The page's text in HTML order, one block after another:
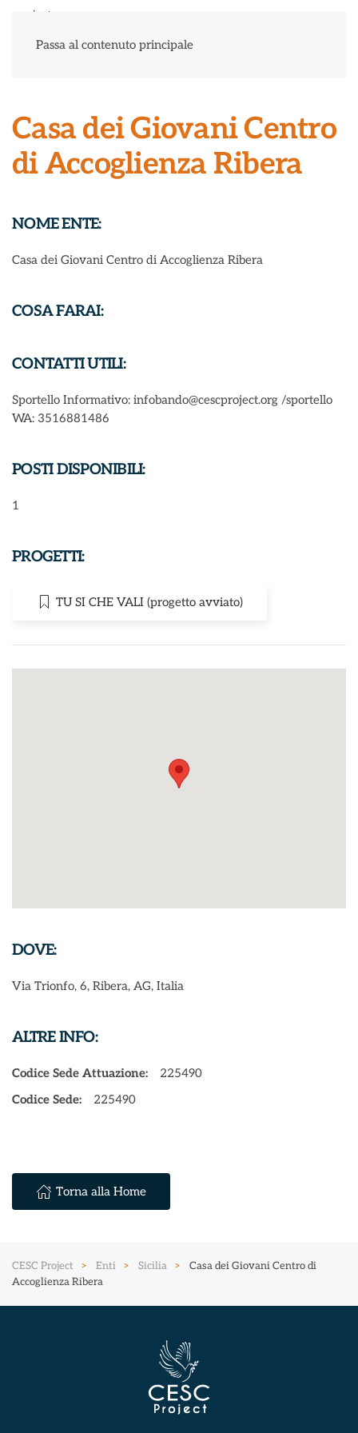
Passa al contenuto principale
Casa dei Giovani Centro
di Accoglienza Ribera
NOME ENTE:
Casa dei Giovani Centro di Accoglienza Ribera
COSA FARAI:
CONTATTI UTILI:
Sportello Informativo: infobando@cescproject.org /sportello
WA: 3516881486
POSTI DISPONIBILI:
1
PROGETTI:
TU SI CHE VALI (progetto avviato)
DOVE:
Via Trionfo, 6, Ribera, AG, Italia
ALTRE INFO:
Codice Sede Attuazione:
225490
Codice Sede:
225490
Torna alla Home
CESC Project Enti Sicilia
Casa dei Giovani Centro di
Accoglienza Ribera